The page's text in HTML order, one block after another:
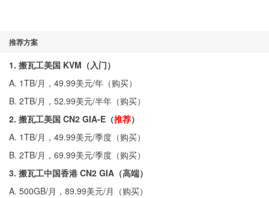
推荐方案
1. 搬瓦工美国 KVM（入门）
A. 1TB/月，49.99美元/年（购买）
B. 2TB/月，52.99美元/半年（购买）
2. 搬瓦工美国 CN2 GIA-E（推荐）
A. 1TB/月，49.99美元/季度（购买）
B. 2TB/月，69.99美元/季度（购买）
3. 搬瓦工中国香港 CN2 GIA（高端）
A. 500GB/月，89.99美元/月（购买）